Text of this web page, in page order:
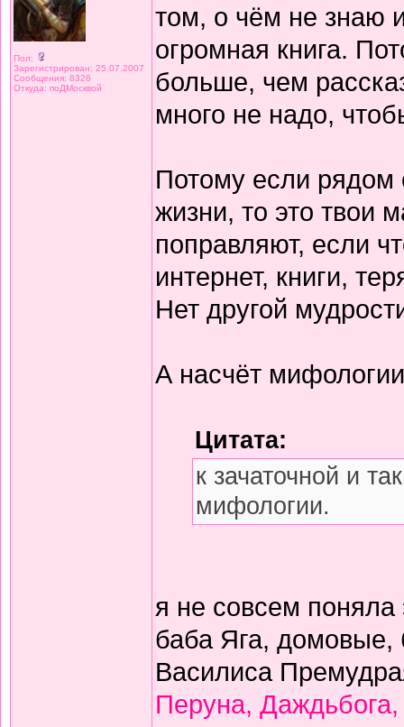
Пол:
Зарегистрирован: 25.07.2007
Сообщения: 8326
Откуда: поДМосквой
том, о чём не знаю
огромная книга.
больше, чем
много не надо,
Потому если
жизни, то это твои
поправляют, если
интернет, книги,
Нет другой
А насчёт
Цитата:
к зачаточной и
мифологии.
я не совсем
баба Яга, домовые,
Василиса
Перуна,